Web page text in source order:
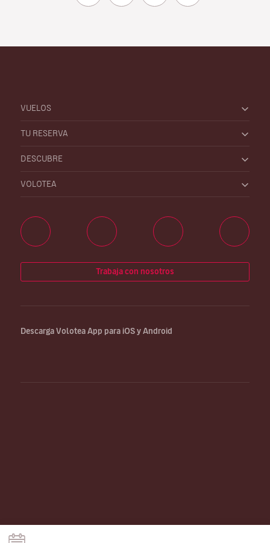
VUELOS
TU RESERVA
DESCUBRE
VOLOTEA
Trabaja con nosotros
Descarga Volotea App para iOS y Android